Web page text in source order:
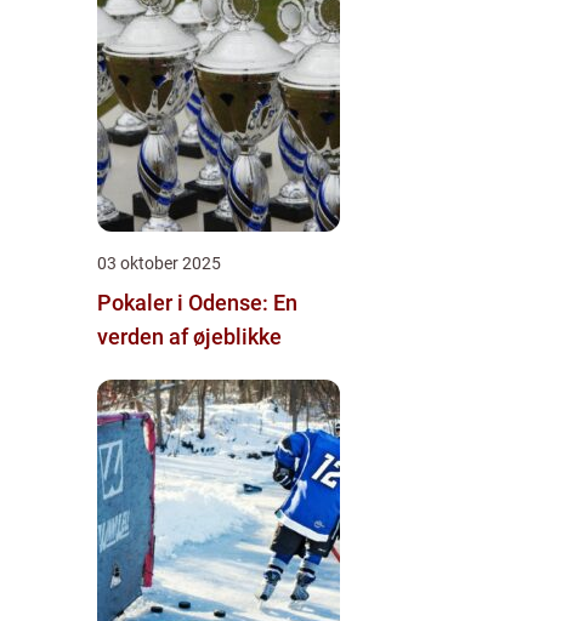
03 oktober 2025
Pokaler i Odense: En
verden af øjeblikke